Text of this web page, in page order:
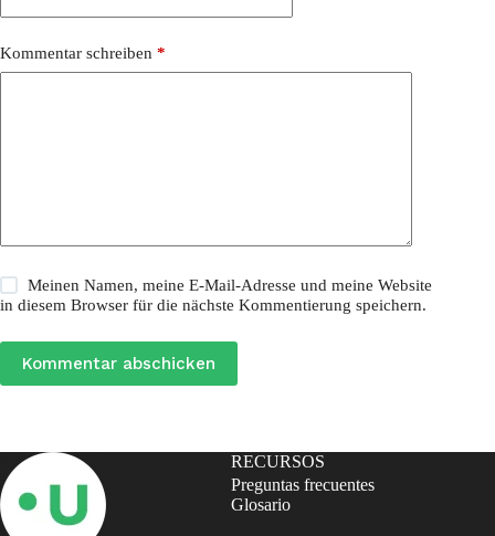
Kommentar schreiben *
Meinen Namen, meine E-Mail-Adresse und meine Website
in diesem Browser für die nächste Kommentierung speichern.
Kommentar abschicken
RECURSOS
Preguntas frecuentes
Glosario